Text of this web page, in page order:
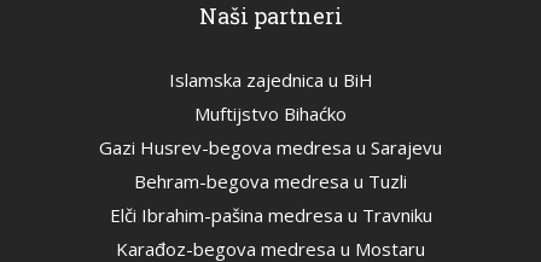
Naši partneri
Islamska zajednica u BiH
Muftijstvo Bihaćko
Gazi Husrev-begova medresa u Sarajevu
Behram-begova medresa u Tuzli
Elči Ibrahim-pašina medresa u Travniku
Karađoz-begova medresa u Mostaru